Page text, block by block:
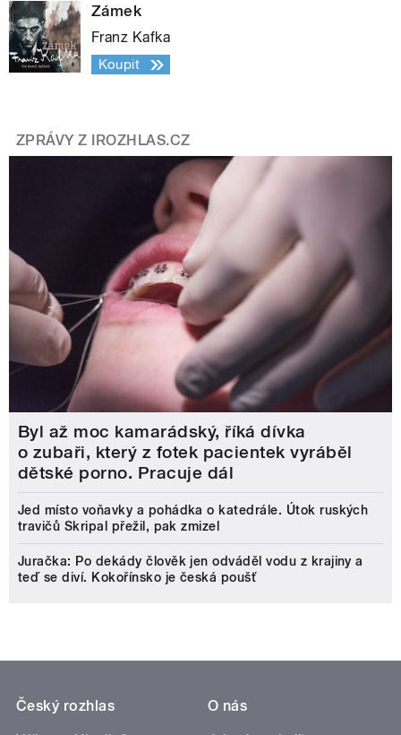
Zámek
Franz Kafka
Koupit
ZPRÁVY Z IROZHLAS.CZ
Byl až moc kamarádský, říká dívka
o zubaři, který z fotek pacientek vyráběl
dětské porno. Pracuje dál
Jed místo voňavky a pohádka o katedrále. Útok ruských
travičů Skripal přežil, pak zmizel
Juračka: Po dekády člověk jen odváděl vodu z krajiny a
teď se diví. Kokořínsko je česká poušť
Český rozhlas
O nás